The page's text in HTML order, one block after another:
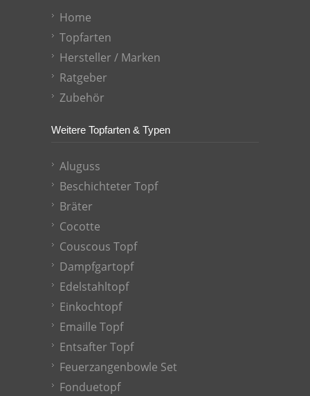
Home
Topfarten
Hersteller / Marken
Ratgeber
Zubehör
Weitere Topfarten & Typen
Aluguss
Beschichteter Topf
Bräter
Cocotte
Couscous Topf
Dampfgartopf
Edelstahltopf
Einkochtopf
Emaille Topf
Entsafter Topf
Feuerzangenbowle Set
Fonduetopf